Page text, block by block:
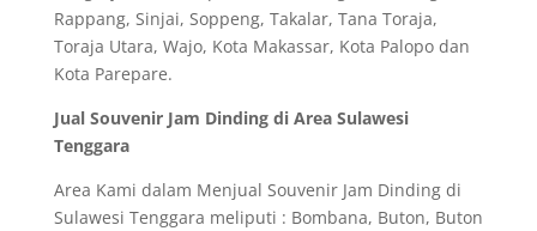
Rappang, Sinjai, Soppeng, Takalar, Tana Toraja,
Toraja Utara, Wajo, Kota Makassar, Kota Palopo dan
Kota Parepare.
Jual Souvenir Jam Dinding di Area Sulawesi
Tenggara
Area Kami dalam Menjual Souvenir Jam Dinding di
Sulawesi Tenggara meliputi : Bombana, Buton, Buton